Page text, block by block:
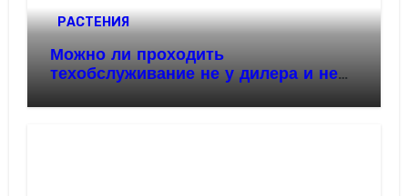
РАСТЕНИЯ
Можно ли проходить
техобслуживание не у дилера и не
полочкам